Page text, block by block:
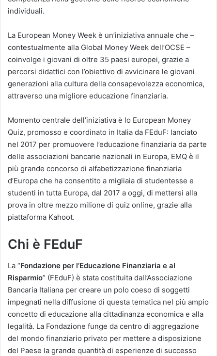
individuali.
La European Money Week è un’iniziativa annuale che –
contestualmente alla Global Money Week dell’OCSE –
coinvolge i giovani di oltre 35 paesi europei, grazie a
percorsi didattici con l’obiettivo di avvicinare le giovani
generazioni alla cultura della consapevolezza economica,
attraverso una migliore educazione finanziaria.
Momento centrale dell’iniziativa è lo European Money
Quiz, promosso e coordinato in Italia da FEduF: lanciato
nel 2017 per promuovere l’educazione finanziaria da parte
delle associazioni bancarie nazionali in Europa, EMQ è il
più grande concorso di alfabetizzazione finanziaria
d’Europa che ha consentito a migliaia di studentesse e
studenti in tutta Europa, dal 2017 a oggi, di mettersi alla
prova in oltre mezzo milione di quiz online, grazie alla
piattaforma Kahoot.
Chi è FEduF
La “Fondazione per l’Educazione Finanziaria e al
Risparmio” (FEduF) è stata costituita dall’Associazione
Bancaria Italiana per creare un polo coeso di soggetti
impegnati nella diffusione di questa tematica nel più ampio
concetto di educazione alla cittadinanza economica e alla
legalità. La Fondazione funge da centro di aggregazione
del mondo finanziario privato per mettere a disposizione
del Paese la grande quantità di esperienze di successo